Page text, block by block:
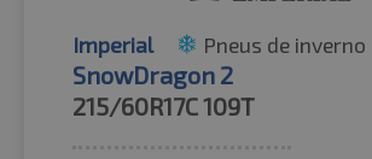
Imperial Pneus de inverno
SnowDragon 2
215/60R17C109T